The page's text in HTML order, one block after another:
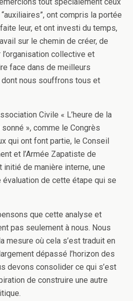
ont compris la portée
leur, et ont investi du temps,
sur le chemin de créer, de
collective et
face dans de meilleurs
nous souffrons tous et
Civile « L’heure de la
», comme le Congrès
qui ont font partie, le Conseil
et l’Armée Zapatiste de
initié de manière interne, une
de cette étape qui se
que cette analyse et
pas seulement à nous. Nous
mesure où cela s’est traduit en
dépassé l’horizon des
devons consolider ce qui s’est
de construire une autre